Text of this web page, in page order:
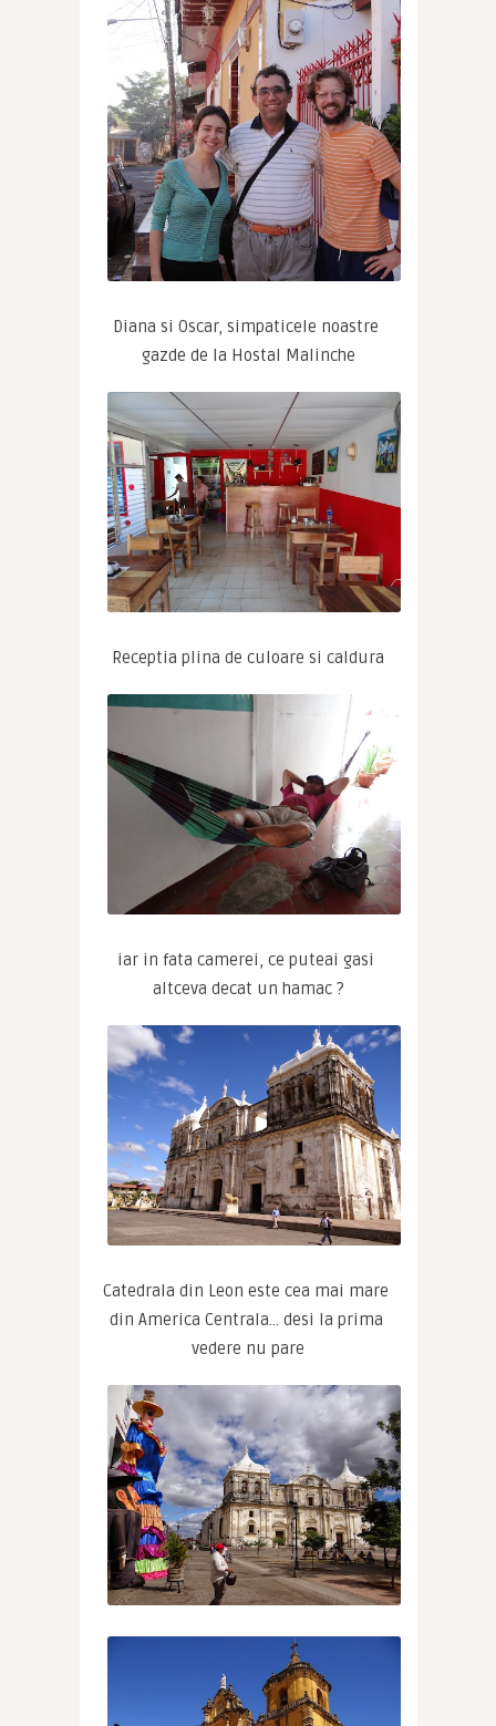
Diana si Oscar, simpaticele noastre
gazde de la Hostal Malinche
Receptia plina de culoare si caldura
iar in fata camerei, ce puteai gasi
altceva decat un hamac ?
Catedrala din Leon este cea mai mare
din America Centrala… desi la prima
vedere nu pare